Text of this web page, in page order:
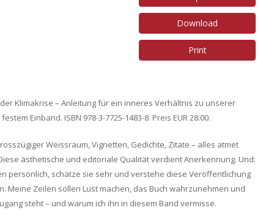
Download
Print
Klimakrise – Anleitung für ein inneres Verhältnis zu unserer
Einband. ISBN 978-3-7725-1483-8. Preis EUR 28.00.
Weissraum, Vignetten, Gedichte, Zitate – alles atmet
ästhetische und editoriale Qualität verdient Anerkennung. Und:
persönlich, schätze sie sehr und verstehe diese Veröffentlichung
Meine Zeilen sollen Lust machen, das Buch wahrzunehmen und
steht – und warum ich ihn in diesem Band vermisse.